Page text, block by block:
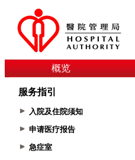
概览
服务指引
入院及住院须知
申请医疗报告
急症室